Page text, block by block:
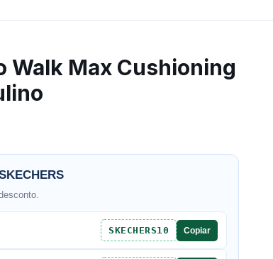
Walk Max Cushioning
SKECHERS10 Copiar